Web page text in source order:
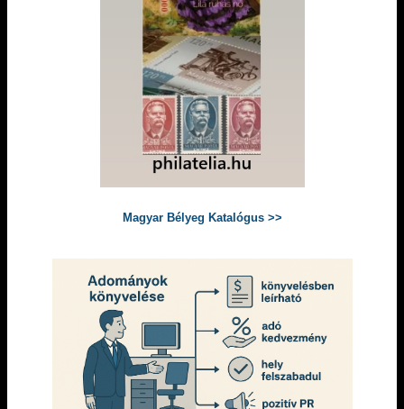
Magyar Bélyeg Katalógus >>